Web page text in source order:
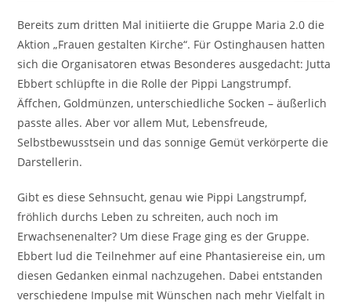
Bereits zum dritten Mal initiierte die Gruppe Maria 2.0 die
Aktion „Frauen gestalten Kirche“. Für Ostinghausen hatten
sich die Organisatoren etwas Besonderes ausgedacht: Jutta
Ebbert schlüpfte in die Rolle der Pippi Langstrumpf.
Äffchen, Goldmünzen, unterschiedliche Socken – äußerlich
passte alles. Aber vor allem Mut, Lebensfreude,
Selbstbewusstsein und das sonnige Gemüt verkörperte die
Darstellerin.
Gibt es diese Sehnsucht, genau wie Pippi Langstrumpf,
fröhlich durchs Leben zu schreiten, auch noch im
Erwachsenenalter? Um diese Frage ging es der Gruppe.
Ebbert lud die Teilnehmer auf eine Phantasiereise ein, um
diesen Gedanken einmal nachzugehen. Dabei entstanden
verschiedene Impulse mit Wünschen nach mehr Vielfalt in